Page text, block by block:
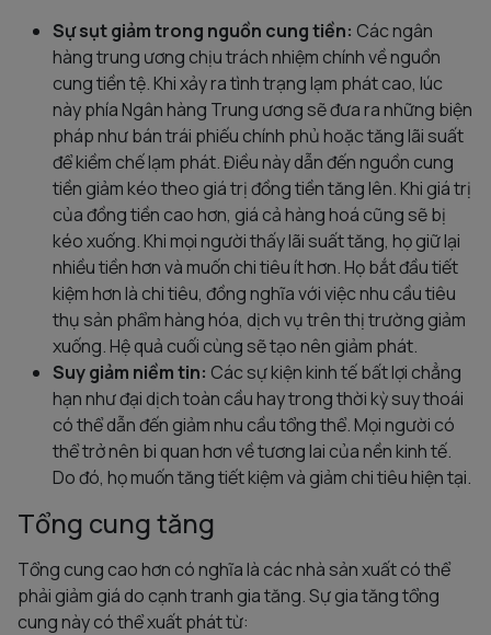
Sự sụt giảm trong nguồn cung tiền: Các ngân
hàng trung ương chịu trách nhiệm chính về nguồn
cung tiền tệ. Khi xảy ra tình trạng lạm phát cao, lúc
này phía Ngân hàng Trung ương sẽ đưa ra những biện
pháp như bán trái phiếu chính phủ hoặc tăng lãi suất
để kiềm chế lạm phát. Điều này dẫn đến nguồn cung
tiền giảm kéo theo giá trị đồng tiền tăng lên. Khi giá trị
của đồng tiền cao hơn, giá cả hàng hoá cũng sẽ bị
kéo xuống. Khi mọi người thấy lãi suất tăng, họ giữ lại
nhiều tiền hơn và muốn chi tiêu ít hơn. Họ bắt đầu tiết
kiệm hơn là chi tiêu, đồng nghĩa với việc nhu cầu tiêu
thụ sản phẩm hàng hóa, dịch vụ trên thị trường giảm
xuống. Hệ quả cuối cùng sẽ tạo nên giảm phát.
Suy giảm niềm tin: Các sự kiện kinh tế bất lợi chẳng
hạn như đại dịch toàn cầu hay trong thời kỳ suy thoái
có thể dẫn đến giảm nhu cầu tổng thể. Mọi người có
thể trở nên bi quan hơn về tương lai của nền kinh tế.
Do đó, họ muốn tăng tiết kiệm và giảm chi tiêu hiện tại.
Tổng cung tăng
Tổng cung cao hơn có nghĩa là các nhà sản xuất có thể
phải giảm giá do cạnh tranh gia tăng. Sự gia tăng tổng
cung này có thể xuất phát từ: